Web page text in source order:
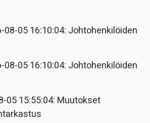
08-05 16:10:04: Johtohenkilöiden
08-05 16:10:04: Johtohenkilöiden
05 15:55:04: Muutokset